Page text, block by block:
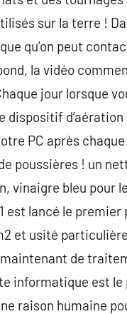
sur la terre !
qu’on peut
la vidéo
jour lorsque
dispositif
PC après
poussières ! un
vinaigre bleu pour
est lancé le
et usité
de
informatique est
raison humaine